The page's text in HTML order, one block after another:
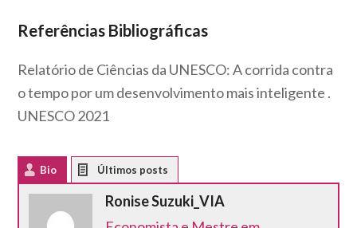
Referências Bibliográficas
Relatório de Ciências da UNESCO: A corrida contra
o tempo por um desenvolvimento mais inteligente .
UNESCO 2021
Bio
Ronise Suzuki_VIA